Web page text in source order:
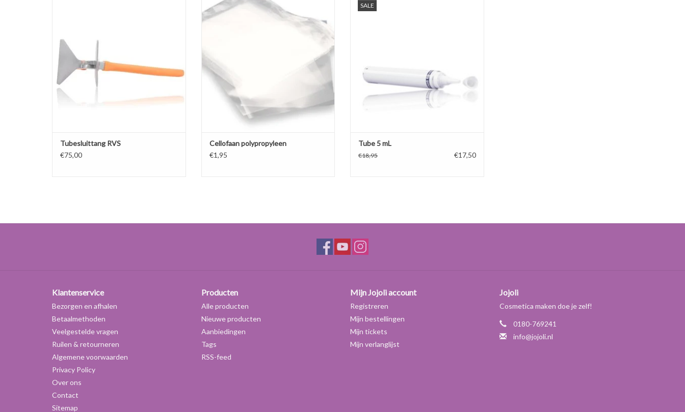
Tubesluittang RVS
€75,00
substantie zoals tandpasta en crème
gemakkelijk te kunnen vullen.
Cellofaan polypropyleen
€1,95
SALE
witte dop. De smalle mond is ideaal om
Tube 5 mL
€18,95 €17,50
Klantenservice
Bezorgen en afhalen
Betaalmethoden
Veelgestelde vragen
Ruilen & retourneren
Algemene voorwaarden
Privacy Policy
Over ons
Contact
Sitemap
Producten
Alle producten
Nieuwe producten
Aanbiedingen
Tags
RSS-feed
Mijn Jojoli account
Registreren
Mijn bestellingen
Mijn tickets
Mijn verlanglijst
Jojoli
Cosmetica maken doe je zelf!
0180-769241
info@jojoli.nl